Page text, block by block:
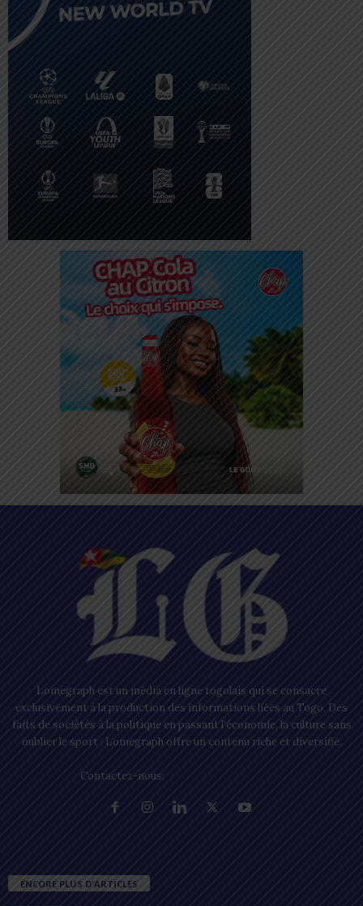
Lomegraph est un média en ligne togolais qui se consacre
exclusivement à la production des informations liées au Togo. Des
faits de sociétés à la politique en passant l’économie, la culture sans
oublier le sport ; Lomegraph offre un contenu riche et diversifié.
Contactez-nous:
ENCORE PLUS D'ARTICLES